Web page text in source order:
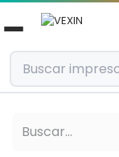
Ir al contenido